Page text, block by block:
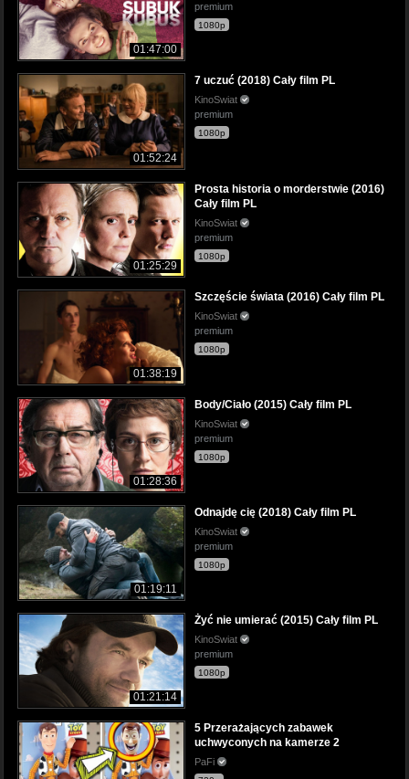
01:47:00
premium
1080p
01:52:24
7 uczuć (2018) Cały film PL
KinoSwiat
premium
1080p
01:25:29
Prosta historia o morderstwie (2016)
Cały film PL
KinoSwiat
premium
1080p
01:38:19
Szczęście świata (2016) Cały film PL
KinoSwiat
premium
1080p
01:28:36
Body/Ciało (2015) Cały film PL
KinoSwiat
premium
1080p
01:19:11
Odnajdę cię (2018) Cały film PL
KinoSwiat
premium
1080p
01:21:14
Żyć nie umierać (2015) Cały film PL
KinoSwiat
premium
1080p
5 Przerażających zabawek
uchwyconych na kamerze 2
PaFi